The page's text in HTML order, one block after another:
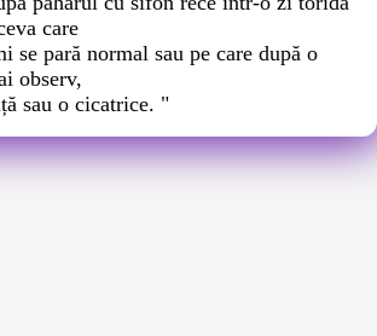
care
se pară normal sau pe care după o
observ,
sau o cicatrice. "